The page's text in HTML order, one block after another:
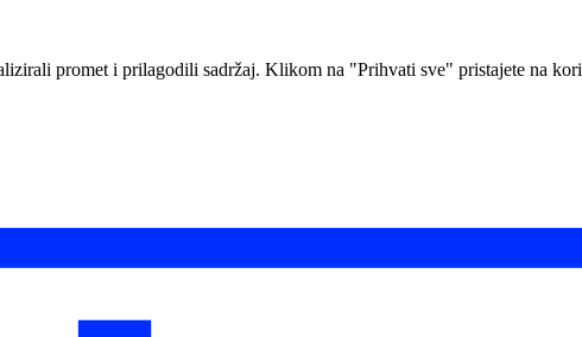
promet i prilagodili sadržaj. Klikom na "Prihvati sve" pristajete na